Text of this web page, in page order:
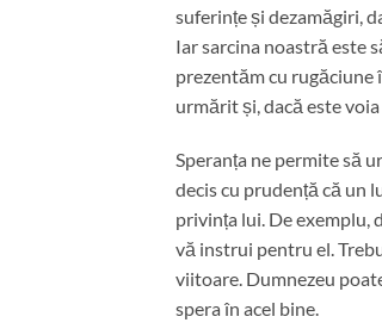
suferințe și dezamăgiri,
Iar sarcina noastră este
prezentăm cu rugăciune
urmărit și, dacă este
Speranța ne permite să
decis cu prudență că un
privința lui. De exemplu,
vă instrui pentru el.
viitoare. Dumnezeu
spera în acel bine.